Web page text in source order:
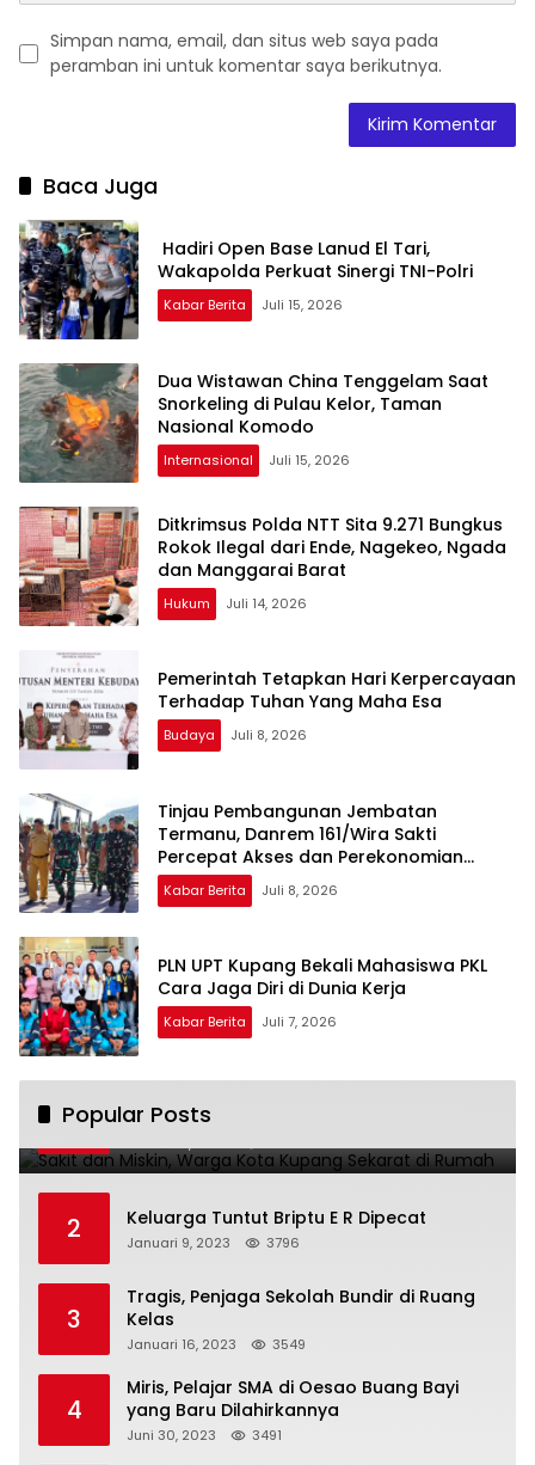
Simpan nama, email, dan situs web saya pada
peramban ini untuk komentar saya berikutnya.
Baca Juga
Hadiri Open Base Lanud El Tari,
Wakapolda Perkuat Sinergi TNI-Polri
Kabar Berita Juli 15, 2026
Dua Wistawan China Tenggelam Saat
Snorkeling di Pulau Kelor, Taman
Nasional Komodo
Internasional Juli 15, 2026
Ditkrimsus Polda NTT Sita 9.271 Bungkus
Rokok Ilegal dari Ende, Nagekeo, Ngada
dan Manggarai Barat
Hukum Juli 14, 2026
Pemerintah Tetapkan Hari Kerpercayaan
Terhadap Tuhan Yang Maha Esa
Budaya Juli 8, 2026
Tinjau Pembangunan Jembatan
Termanu, Danrem 161/Wira Sakti
Percepat Akses dan Perekonomian
Masyarakat
Kabar Berita Juli 8, 2026
PLN UPT Kupang Bekali Mahasiswa PKL
Cara Jaga Diri di Dunia Kerja
Kabar Berita Juli 7, 2026
Popular Posts
1
Sekarat di Rumah
2 Keluarga Tuntut Briptu E R Dipecat
Januari 9, 2023 3796
3
Tragis, Penjaga Sekolah Bundir di Ruang
Kelas
Januari 16, 2023 3549
4
Miris, Pelajar SMA di Oesao Buang Bayi
yang Baru Dilahirkannya
Juni 30, 2023 3491